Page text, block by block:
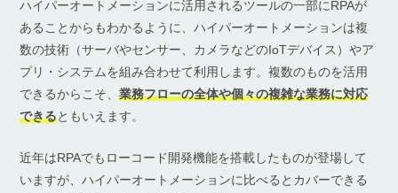
ハイパーオートメーションに活用されるツールの一部にRPAが
あることからもわかるように、ハイパーオートメーションは複
数の技術（サーバやセンサー、カメラなどのIoTデバイス）やア
プリ・システムを組み合わせて利用します。複数のものを活用
できるからこそ、業務フローの全体や個々の複雑な業務に対応
できるともいえます。
近年はRPAでもローコード開発機能を搭載したものが登場して
いますが、ハイパーオートメーションに比べるとカバーできる